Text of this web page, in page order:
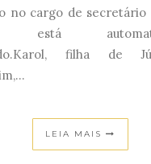
no cargo de secretário
está
filha de
LEIA MAIS